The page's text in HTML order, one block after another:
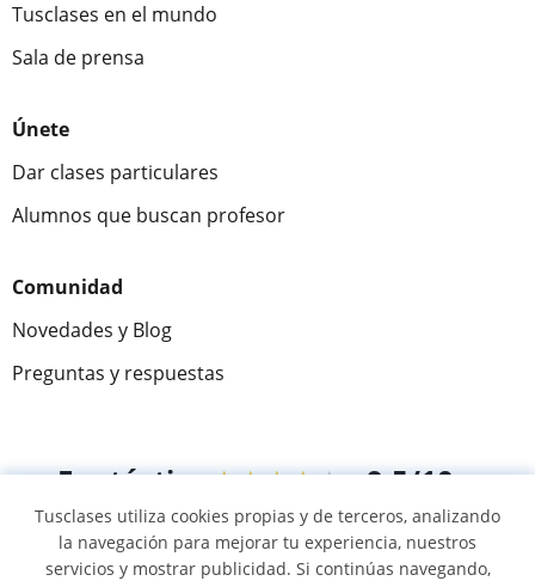
Tusclases en el mundo
Sala de prensa
Únete
Dar clases particulares
Alumnos que buscan profesor
Comunidad
Novedades y Blog
Preguntas y respuestas
Fantástica★★★★★ 9,5/10
305915 opiniones de alumnos
Tusclases utiliza cookies propias y de terceros, analizando
la navegación para mejorar tu experiencia, nuestros
servicios y mostrar publicidad. Si continúas navegando,